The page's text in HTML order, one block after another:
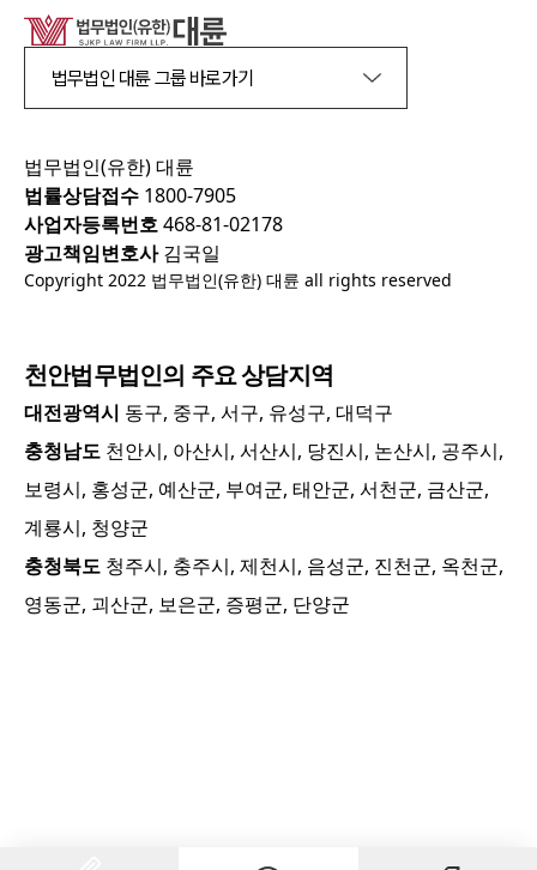
법무법인 대륜 그룹 바로가기
법무법인(유한) 대륜
법률상담접수 1800-7905
사업자등록번호468-81-02178
광고책임변호사김국일
Copyright 2022 법무법인(유한) 대륜 all rights reserved
천안법무법인의 주요 상담지역
대전광역시 동구, 중구, 서구, 유성구, 대덕구
충청남도 천안시, 아산시, 서산시, 당진시, 논산시, 공주시,
보령시, 홍성군, 예산군, 부여군, 태안군, 서천군, 금산군,
계룡시, 청양군
충청북도 청주시, 충주시, 제천시, 음성군, 진천군, 옥천군,
영동군, 괴산군, 보은군, 증평군, 단양군